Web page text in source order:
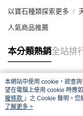
以寶石種類探索更多
人氣商品推薦
本分類熱銷全站排
熱門標籤
本網站中使用 cookie，欲查
望在電腦上使用 cookie 時應
權條款 」之 Cookie 聲明。
用條款之 Cookie 聲明使用
了解更多 >